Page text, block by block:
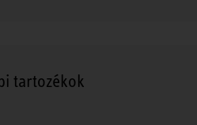
tartozékok